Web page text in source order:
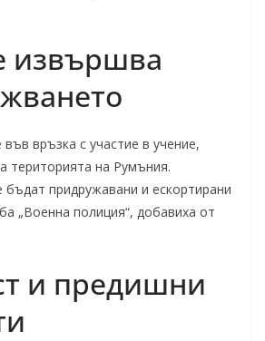
извършва
връзка с участие в учение,
територията на Румъния.
придружавани и ескортирани
„Военна полиция“, добавиха от
и предишни